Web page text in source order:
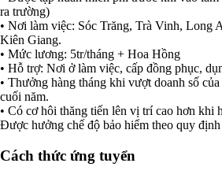
ra trường)
• Nơi làm việc: Sóc Trăng, Trà Vinh, Long
Kiên Giang.
• Mức lương: 5tr/tháng + Hoa Hồng
• Hỗ trợ: Nơi ở làm việc, cấp đồng phục,
• Thưởng hàng tháng khi vượt doanh số
cuối năm.
• Có cơ hôi thăng tiến lên vị trí cao hơn khi
Được hưởng chế độ bảo hiểm theo quy
Cách thức ứng tuyển